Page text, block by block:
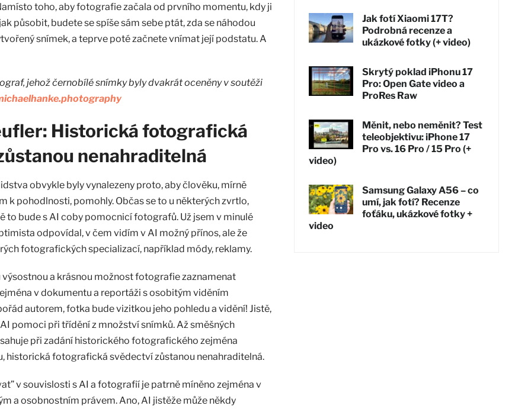
toho, aby fotografie začala od prvního momentu, kdy ji
působit, budete se spíše sám sebe ptát, zda se náhodou
snímek, a teprve poté začnete vnímat její podstatu. A
jehož černobílé snímky byly dvakrát oceněny v soutěži
Historická fotografická
nenahraditelná
obvykle byly vynalezeny proto, aby člověku, mírně
k pohodlnosti, pomohly. Občas se to u některých zvrtlo,
to bude s AI coby pomocnicí fotografů. Už jsem v minulé
odpovídal, v čem vidím v AI možný přínos, ale že
fotografických specializací, například módy, reklamy.
výsostnou a krásnou možnost fotografie zaznamenat
v dokumentu a reportáži s osobitým viděním
autorem, fotka bude vizitkou jeho pohledu a vidění! Jistě,
pomoci při třídění z množství snímků. Až směšných
při zadání historického fotografického zejména
historická fotografická svědectví zůstanou nenahraditelná.
v souvislosti s AI a fotografií je patrně míněno zejména v
a osobnostním právem. Ano, AI jistěže může někdy
Jak fotí Xiaomi 17T?
Podrobná recenze a
ukázkové fotky (+ video)
Skrytý poklad iPhonu 17
Pro: Open Gate video a
ProRes Raw
Měnit, nebo neměnit? Test
teleobjektivu: iPhone 17
Pro vs. 16 Pro / 15 Pro (+
video)
Samsung Galaxy A56 – co
umí, jak fotí? Recenze
foťáku, ukázkové fotky +
video